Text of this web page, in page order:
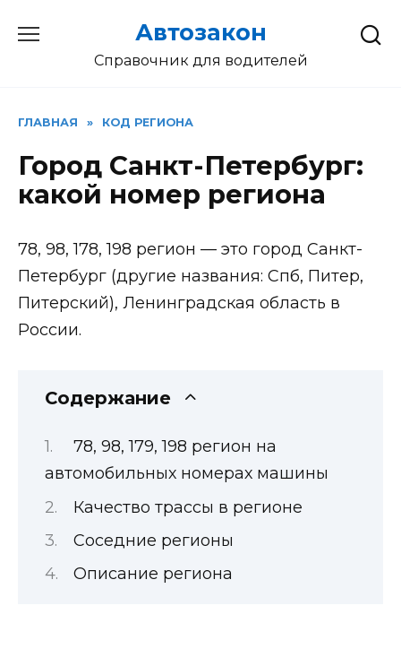
содержанию
Автозакон
Справочник для водителей
ГЛАВНАЯ » КОД РЕГИОНА
Город Санкт-Петербург:
какой номер региона
78, 98, 178, 198 регион — это город Санкт-
Петербург (другие названия: Спб, Питер,
Питерский), Ленинградская область в
России.
Содержание
78, 98, 179, 198 регион на
автомобильных номерах машины
Качество трассы в регионе
Соседние регионы
Описание региона